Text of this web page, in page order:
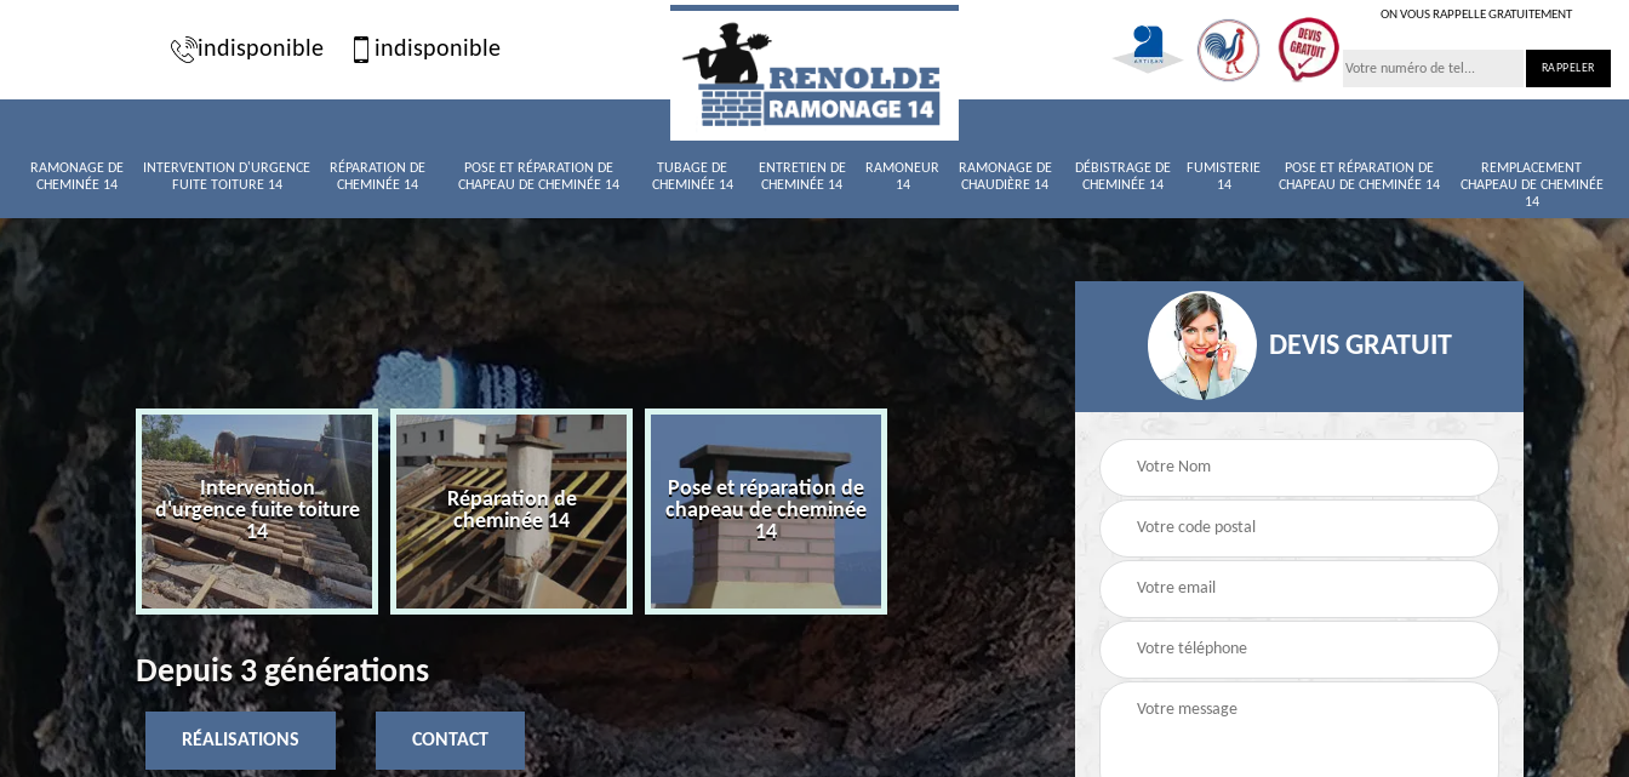
indisponible indisponible
ON VOUS RAPPELLE GRATUITEMENT
RAMONAGE DE
CHEMINÉE 14
INTERVENTION D'URGENCE
FUITE TOITURE 14
RÉPARATION DE
CHEMINÉE 14
POSE ET RÉPARATION DE
CHAPEAU DE CHEMINÉE 14
TUBAGE DE
CHEMINÉE 14
ENTRETIEN DE
CHEMINÉE 14
RAMONEUR
14
RAMONAGE DE
CHAUDIÈRE 14
DÉBISTRAGE DE
CHEMINÉE 14
FUMISTERIE
14
POSE ET RÉPARATION DE
CHAPEAU DE CHEMINÉE 14
REMPLACEMENT
CHAPEAU DE CHEMINÉE
14
de
14
Intervention
d'urgence fuite toiture
14
Réparation de
cheminée 14
Pose et réparation de
chapeau de cheminée
14
Tubage de cheminée
Entretien de cheminée
Ramoneur 14
Depuis 3 générations
RÉALISATIONS CONTACT
DEVIS GRATUIT